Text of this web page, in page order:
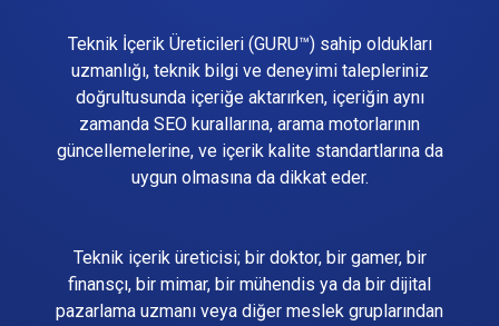
Teknik İçerik Üreticileri (GURU™) sahip oldukları
uzmanlığı, teknik bilgi ve deneyimi talepleriniz
doğrultusunda içeriğe aktarırken, içeriğin aynı
zamanda SEO kurallarına, arama motorlarının
güncellemelerine, ve içerik kalite standartlarına da
uygun olmasına da dikkat eder.
Teknik içerik üreticisi; bir doktor, bir gamer, bir
finansçı, bir mimar, bir mühendis ya da bir dijital
pazarlama uzmanı veya diğer meslek gruplarından